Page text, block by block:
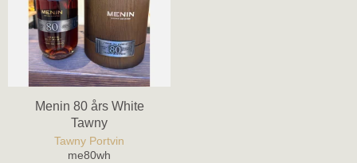
Menin 80 års White
Tawny
Tawny Portvin
me80wh